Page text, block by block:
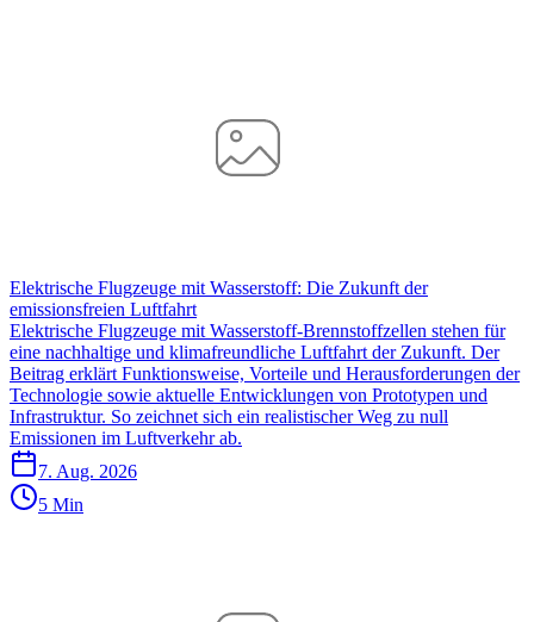
Elektrische Flugzeuge mit Wasserstoff: Die Zukunft der
emissionsfreien Luftfahrt
Elektrische Flugzeuge mit Wasserstoff-Brennstoffzellen stehen für
eine nachhaltige und klimafreundliche Luftfahrt der Zukunft. Der
Beitrag erklärt Funktionsweise, Vorteile und Herausforderungen der
Technologie sowie aktuelle Entwicklungen von Prototypen und
Infrastruktur. So zeichnet sich ein realistischer Weg zu null
Emissionen im Luftverkehr ab.
7. Aug. 2026
5 Min